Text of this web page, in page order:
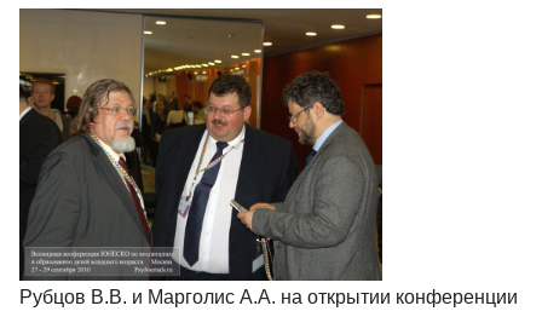
Рубцов В.В. и Марголис А.А. на открытии конференции